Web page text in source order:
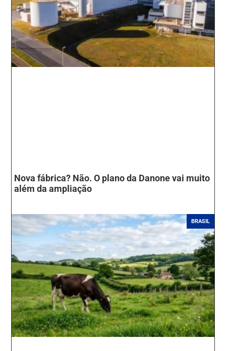
Nova fábrica? Não. O plano da Danone vai muito
além da ampliação
BRASIL